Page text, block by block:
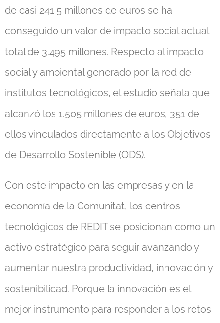
de casi 241,5 millones de euros se ha
conseguido un valor de impacto social actual
total de 3.495 millones. Respecto al impacto
social y ambiental generado por la red de
institutos tecnológicos, el estudio señala que
alcanzó los 1.505 millones de euros, 351 de
ellos vinculados directamente a los Objetivos
de Desarrollo Sostenible (ODS).
Con este impacto en las empresas y en la
economía de la Comunitat, los centros
tecnológicos de REDIT se posicionan como un
activo estratégico para seguir avanzando y
aumentar nuestra productividad, innovación y
sostenibilidad. Porque la innovación es el
mejor instrumento para responder a los retos